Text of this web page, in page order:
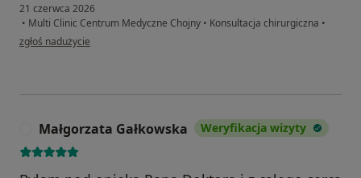
21 czerwca 2026
• Multi Clinic Centrum Medyczne Chojny • Konsultacja chirurgiczna •
w opinii użytkownika Krzysztof
zgłoś nadużycie
Małgorzata Gałkowska Weryfikacja wizyty